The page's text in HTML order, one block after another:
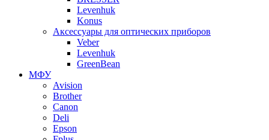
Levenhuk
Konus
Аксессуары для оптических приборов
Veber
Levenhuk
GreenBean
МФУ
Avision
Brother
Canon
Deli
Epson